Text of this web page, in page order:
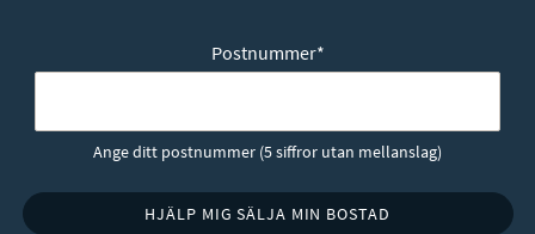
Postnummer*
Ange ditt postnummer (5 siffror utan mellanslag)